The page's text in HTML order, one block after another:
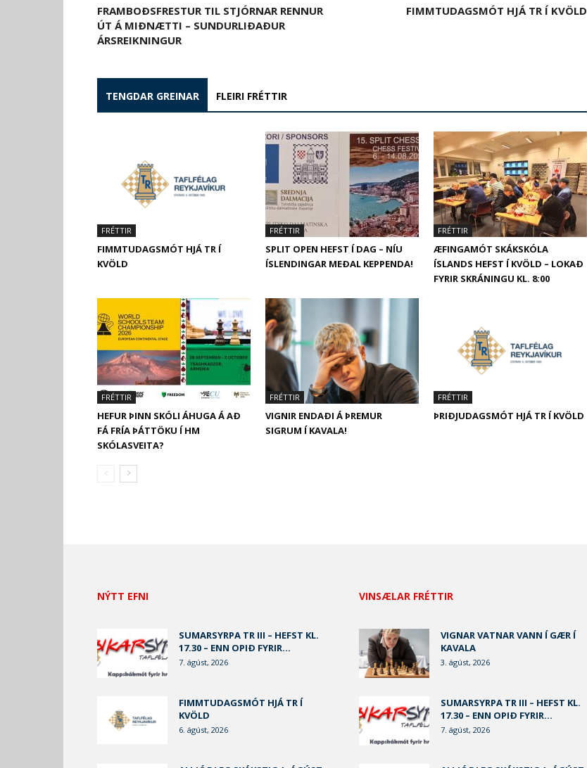
FRAMBOÐSFRESTUR TIL STJÓRNAR RENNUR
ÚT Á MIÐNÆTTI – SUNDURLIÐAÐUR
ÁRSREIKNINGUR
FIMMTUDAGSMÓT HJÁ TR Í KVÖLD
TENGDAR GREINAR FLEIRI FRÉTTIR
FRÉTTIR
FIMMTUDAGSMÓT HJÁ TR Í
KVÖLD
FRÉTTIR
SPLIT OPEN HEFST Í DAG – NÍU
ÍSLENDINGAR MEÐAL KEPPENDA!
FRÉTTIR
ÆFINGAMÓT SKÁKSKÓLA
ÍSLANDS HEFST Í KVÖLD – LOKAÐ
FYRIR SKRÁNINGU KL. 8:00
FRÉTTIR
HEFUR ÞINN SKÓLI ÁHUGA Á AÐ
FÁ FRÍA ÞÁTTÖKU Í HM
SKÓLASVEITA?
FRÉTTIR
VIGNIR ENDAÐI Á ÞREMUR
SIGRUM Í KAVALA!
FRÉTTIR
ÞRIÐJUDAGSMÓT HJÁ TR Í KVÖLD
NÝTT EFNI
SUMARSYRPA TR III – HEFST KL.
17.30 – ENN OPIÐ FYRIR...
7. ágúst, 2026
FIMMTUDAGSMÓT HJÁ TR Í
KVÖLD
6. ágúst, 2026
VINSÆLAR FRÉTTIR
VIGNAR VATNAR VANN Í GÆR Í
KAVALA
3. ágúst, 2026
SUMARSYRPA TR III – HEFST KL.
17.30 – ENN OPIÐ FYRIR...
7. ágúst, 2026